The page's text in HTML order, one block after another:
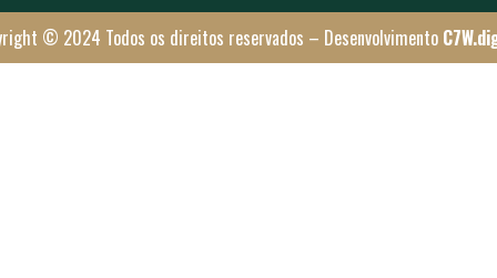
© 2024 Todos os direitos reservados – Desenvolvimento